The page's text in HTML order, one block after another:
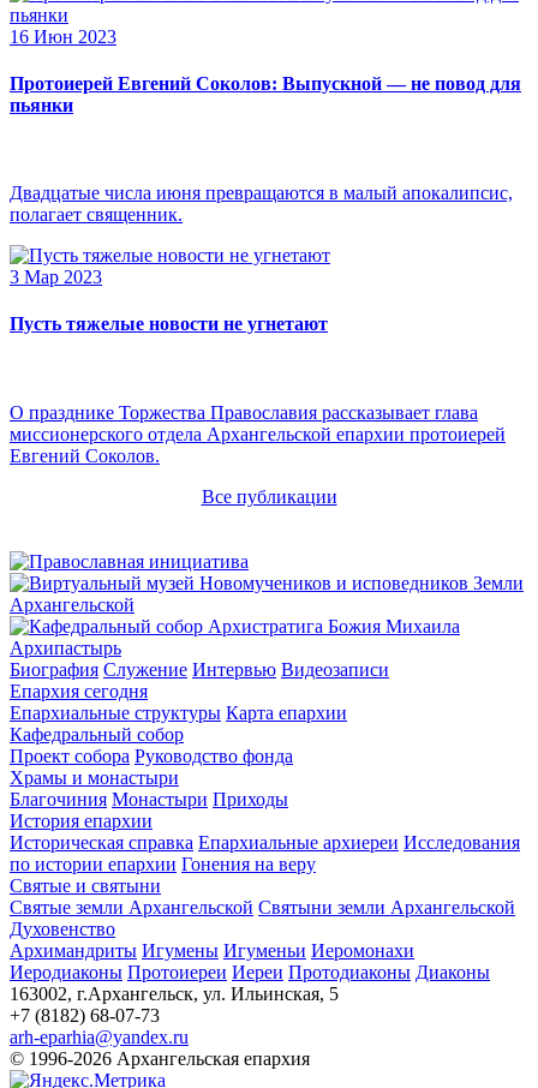
16 Июн 2023
Протоиерей Евгений Соколов: Выпускной — не повод для
пьянки
Двадцатые числа июня превращаются в малый апокалипсис,
полагает священник.
3 Мар 2023
Пусть тяжелые новости не угнетают
О празднике Торжества Православия рассказывает глава
миссионерского отдела Архангельской епархии протоиерей
Евгений Соколов.
Все публикации
Архипастырь
Биография Служение Интервью Видеозаписи
Епархия сегодня
Епархиальные структуры Карта епархии
Кафедральный собор
Проект собора Руководство фонда
Храмы и монастыри
Благочиния Монастыри Приходы
История епархии
Историческая справка Епархиальные архиереи Исследования
по истории епархии Гонения на веру
Святые и святыни
Святые земли Архангельской Святыни земли Архангельской
Духовенство
Архимандриты Игумены Игуменьи Иеромонахи
Иеродиаконы Протоиереи Иереи Протодиаконы Диаконы
163002, г.Архангельск, ул. Ильинская, 5
+7 (8182) 68-07-73
arh-eparhia@yandex.ru
© 1996-2026 Архангельская епархия